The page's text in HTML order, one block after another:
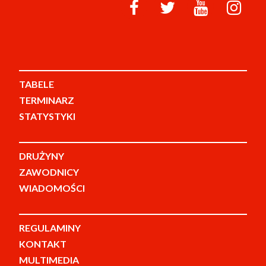
TABELE
TERMINARZ
STATYSTYKI
DRUŻYNY
ZAWODNICY
WIADOMOŚCI
REGULAMINY
KONTAKT
MULTIMEDIA